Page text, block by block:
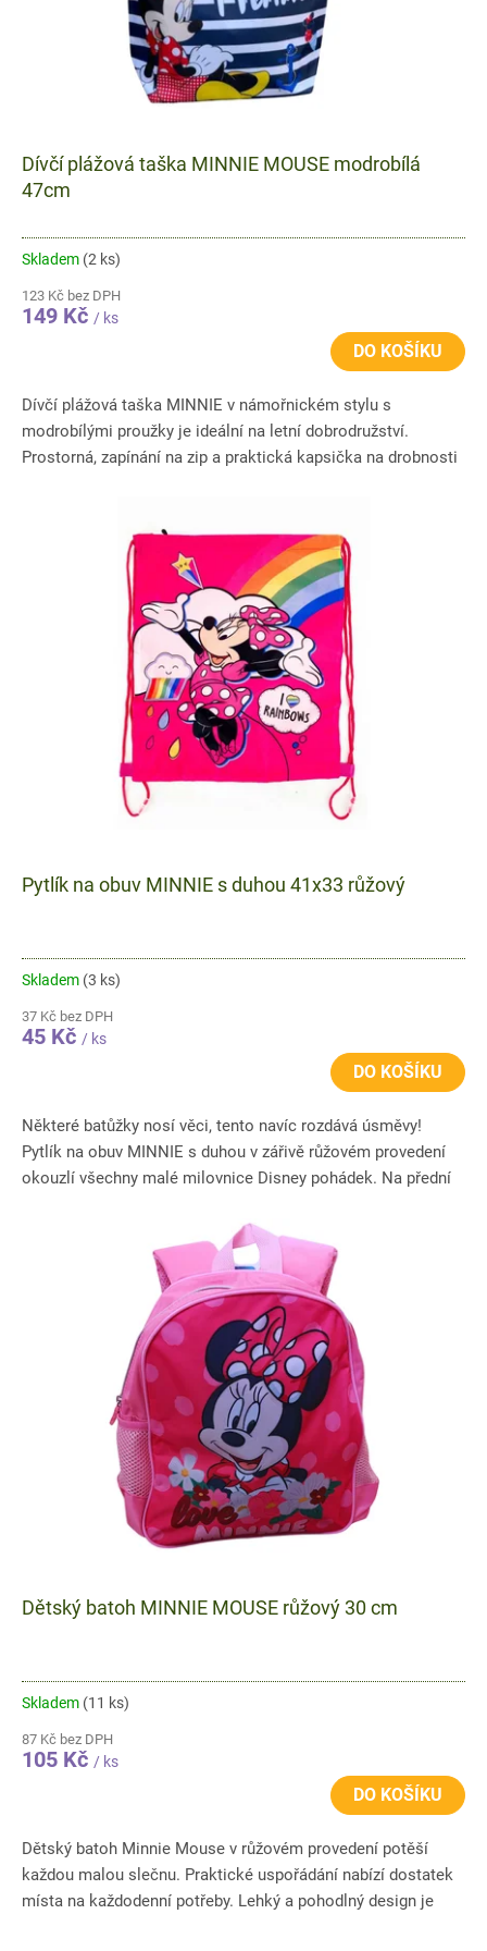
Dívčí plážová taška MINNIE MOUSE modrobílá
47cm
Skladem (2 ks)
123 Kč bez DPH
149 Kč / ks
DO KOŠÍKU
Dívčí plážová taška MINNIE v námořnickém stylu s
modrobílými proužky je ideální na letní dobrodružství.
Prostorná, zapínání na zip a praktická kapsička na drobnosti
Pytlík na obuv MINNIE s duhou 41x33 růžový
Skladem (3 ks)
37 Kč bez DPH
45 Kč / ks
DO KOŠÍKU
Některé batůžky nosí věci, tento navíc rozdává úsměvy!
Pytlík na obuv MINNIE s duhou v zářivě růžovém provedení
okouzlí všechny malé milovnice Disney pohádek. Na přední
Dětský batoh MINNIE MOUSE růžový 30 cm
Skladem (11 ks)
87 Kč bez DPH
105 Kč / ks
DO KOŠÍKU
Dětský batoh Minnie Mouse v růžovém provedení potěší
každou malou slečnu. Praktické uspořádání nabízí dostatek
místa na každodenní potřeby. Lehký a pohodlný design je